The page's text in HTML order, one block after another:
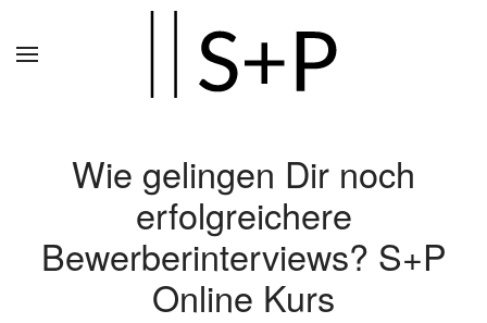
Wie gelingen Dir noch
erfolgreichere
Bewerberinterviews? S+P
Online Kurs